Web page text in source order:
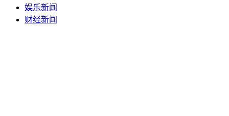
娱乐新闻
财经新闻